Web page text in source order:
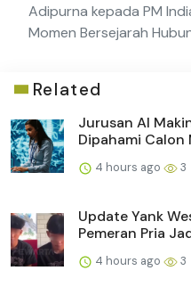
Adipurna kepada PM
Momen Bersejarah
Related
Jurusan AI
Dipahami Calon
4 hours ago 3
Update Yank
Pemeran Pria
4 hours ago 3